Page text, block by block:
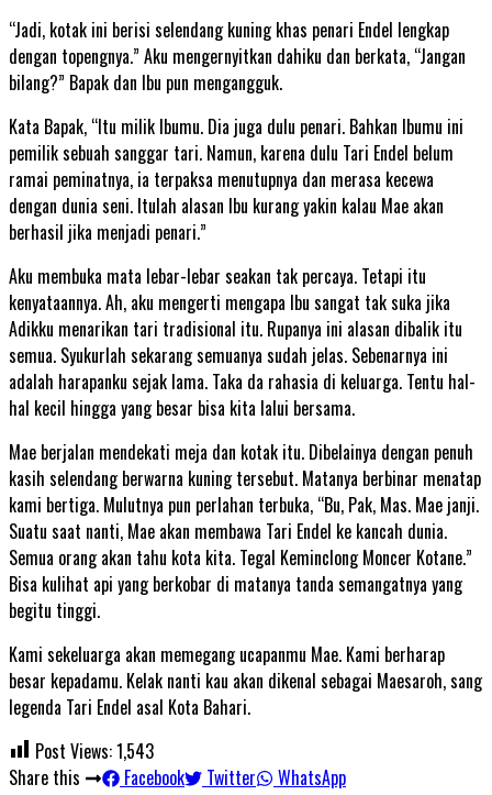
“Jadi, kotak ini berisi selendang kuning khas penari Endel lengkap
dengan topengnya.” Aku mengernyitkan dahiku dan berkata, “Jangan
bilang?” Bapak dan Ibu pun mengangguk.
Kata Bapak, “Itu milik Ibumu. Dia juga dulu penari. Bahkan Ibumu ini
pemilik sebuah sanggar tari. Namun, karena dulu Tari Endel belum
ramai peminatnya, ia terpaksa menutupnya dan merasa kecewa
dengan dunia seni. Itulah alasan Ibu kurang yakin kalau Mae akan
berhasil jika menjadi penari.”
Aku membuka mata lebar-lebar seakan tak percaya. Tetapi itu
kenyataannya. Ah, aku mengerti mengapa Ibu sangat tak suka jika
Adikku menarikan tari tradisional itu. Rupanya ini alasan dibalik itu
semua. Syukurlah sekarang semuanya sudah jelas. Sebenarnya ini
adalah harapanku sejak lama. Taka da rahasia di keluarga. Tentu hal-
hal kecil hingga yang besar bisa kita lalui bersama.
Mae berjalan mendekati meja dan kotak itu. Dibelainya dengan penuh
kasih selendang berwarna kuning tersebut. Matanya berbinar menatap
kami bertiga. Mulutnya pun perlahan terbuka, “Bu, Pak, Mas. Mae janji.
Suatu saat nanti, Mae akan membawa Tari Endel ke kancah dunia.
Semua orang akan tahu kota kita. Tegal Keminclong Moncer Kotane.”
Bisa kulihat api yang berkobar di matanya tanda semangatnya yang
begitu tinggi.
Kami sekeluarga akan memegang ucapanmu Mae. Kami berharap
besar kepadamu. Kelak nanti kau akan dikenal sebagai Maesaroh, sang
legenda Tari Endel asal Kota Bahari.
Post Views:1,543
Share this
Facebook Twitter
WhatsApp